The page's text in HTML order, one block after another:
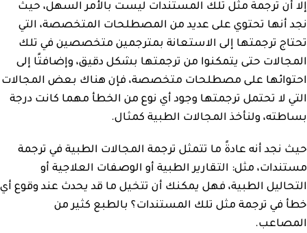
إلا أن ترجمة مثل تلك المستندات ليست بالأمر السهل، حيث
نجد أنها تحتوي على عديد من المصطلحات المتخصصة، التي
تحتاج ترجمتها إلى الاستعانة بمترجمين متخصصين في تلك
المجالات حتى يتمكنوا من ترجمتها بشكل دقيق، وإضافتًا إلى
احتوائها على مصطلحات متخصصة، فإن هناك بعض المجالات
التي لا تحتمل ترجمتها وجود أي نوع من الخطأ مهما كانت درجة
بساطته، ولنأخذ المجالات الطبية كمثال.
حيث نجد أنه عادةً ما تتمثل ترجمة المجالات الطبية في ترجمة
مستندات، مثل: التقارير الطبية أو الوصفات العلاجية أو
التحاليل الطبية، فهل يمكنك أن تتخيل ما قد يحدث عند وقوع أي
خطأ في ترجمة مثل تلك المستندات؟ بالطبع كثير من
المصاعب.